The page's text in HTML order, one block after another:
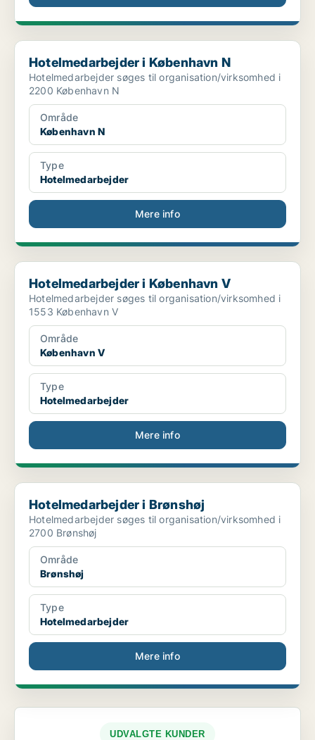
Hotelmedarbejder i København N
Hotelmedarbejder i København N
Hotelmedarbejder søges til organisation/virksomhed i
2200 København N
Område
København N
Type
Hotelmedarbejder
Mere info
Hotelmedarbejder i København V
Hotelmedarbejder i København V
Hotelmedarbejder søges til organisation/virksomhed i
1553 København V
Område
København V
Type
Hotelmedarbejder
Mere info
Hotelmedarbejder i Brønshøj
Hotelmedarbejder i Brønshøj
Hotelmedarbejder søges til organisation/virksomhed i
2700 Brønshøj
Område
Brønshøj
Type
Hotelmedarbejder
Mere info
UDVALGTE KUNDER